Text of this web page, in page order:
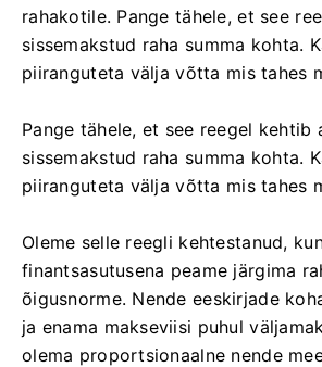
rahakotile. Pange tähele, et see
sissemakstud raha summa kohta.
piiranguteta välja võtta mis tahes
Pange tähele, et see reegel kehtib
sissemakstud raha summa kohta.
piiranguteta välja võtta mis tahes
Oleme selle reegli kehtestanud,
finantsasutusena peame järgima
õigusnorme. Nende eeskirjade
ja enama makseviisi puhul
olema proportsionaalne nende